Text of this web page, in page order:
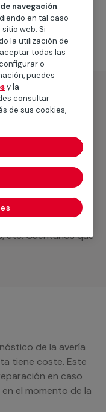
las
obra que hará
medida
etc. Cuéntanos que
de la avería
tiene coste. Este
en caso
el momento de la
navegación.
en tal caso
web. Si
la utilización de
todas las
o
puedes
y la
consultar
de sus cookies,